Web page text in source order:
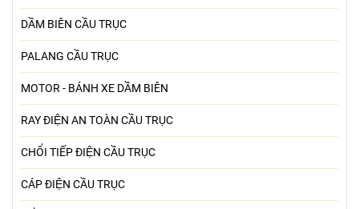
DẦM BIÊN CẦU TRỤC
PALANG CẦU TRỤC
MOTOR - BÁNH XE DẦM BIÊN
RAY ĐIỆN AN TOÀN CẦU TRỤC
CHỔI TIẾP ĐIỆN CẦU TRỤC
CÁP ĐIỆN CẦU TRỤC